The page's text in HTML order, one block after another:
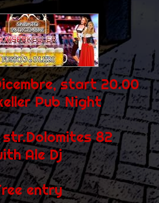
start 20.00
Pub Night
str.Dolomites 82
Ale Dj
entry